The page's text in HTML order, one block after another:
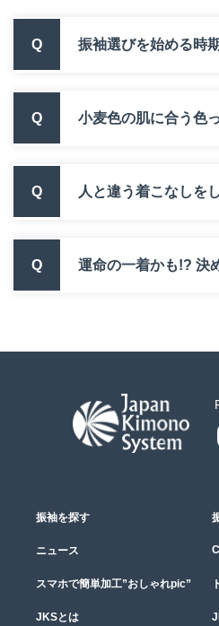
Q 振袖選びを始める時
Q 小麦色の肌に合う色
Q 人と違う着こなしを
Q 運命の一着かも!? 決
振袖を探す
ニュース
スマホで簡単加工”おしゃれpic”
JKSとは